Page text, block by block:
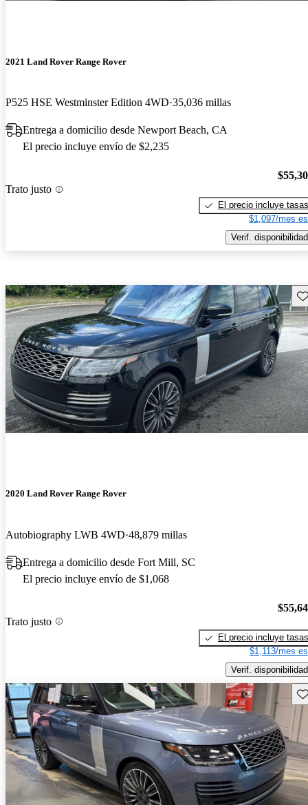
2021 Land Rover Range Rover
P525 HSE Westminster Edition 4WD 35,036 millas
Entrega a domicilio desde Newport Beach, CA
El precio incluye envío de $2,235
Trato justo
El precio incluye tasas
$1,097/mes
Verif. disponibilidad
2020 Land Rover Range Rover
Autobiography LWB 4WD 48,879 millas
Entrega a domicilio desde Fort Mill, SC
El precio incluye envío de $1,068
Trato justo
El precio incluye tasas
$1,113/mes
Verif. disponibilidad